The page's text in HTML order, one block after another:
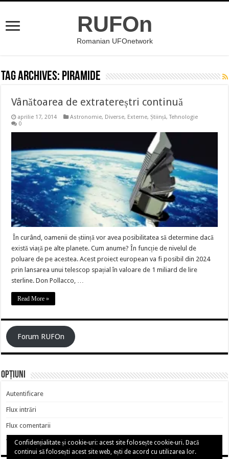
RUFOn
Romanian UFOnetwork
Tag Archives: piramide
Vânătoarea de extratereștri continuă
aprilie 17, 2014 Astronomie, Diverse, Externe,Știință,Tehnologie
0
În curând, oamenii de știință vor avea posibilitatea să determine dacă
există viață pe alte planete. Cum anume? În funcție de nivelul de
poluare de pe acestea. Acest proiect european va fi posibil din 2024
prin lansarea unui telescop spațial în valoare de 1 miliard de lire
sterline. Don Pollacco, …
Read More »
Forum RUFOn
Opțiuni
Autentificare
Flux intrări
Flux comentarii
WordPress.org
Confidențialitate și cookie-uri: acest site folosește cookie-uri. Dacă
continui să folosești acest site web, ești de acord cu utilizarea lor.